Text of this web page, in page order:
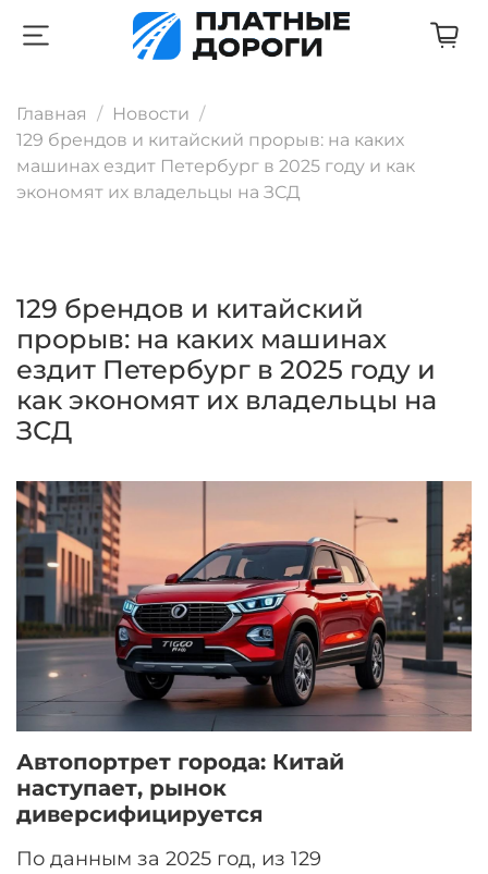
Главная
Новости
129 брендов и китайский прорыв: на каких
машинах ездит Петербург в 2025 году и как
экономят их владельцы на ЗСД
129 брендов и китайский
прорыв: на каких машинах
ездит Петербург в 2025 году и
как экономят их владельцы на
ЗСД
Автопортрет города: Китай
наступает, рынок
диверсифицируется
По данным за 2025 год, из 129